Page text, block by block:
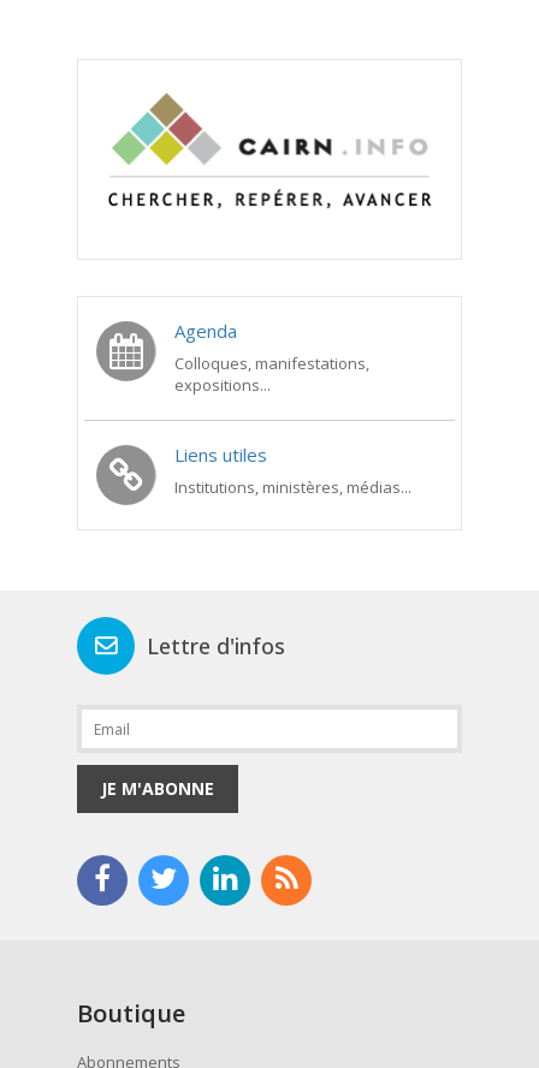
Agenda
Colloques, manifestations,
expositions...
Liens utiles
Institutions, ministères, médias...
Lettre d'infos
JE M'ABONNE
Boutique
Abonnements